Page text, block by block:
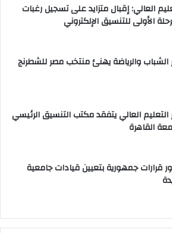
العالي: إقبال متزايد على تسجيل رغبات
الأولى للتنسيق الإلكتروني
الشباب والرياضة يهنئ منتخب مصر للشطرنج
التعليم العالي يتفقد مكتب التنسيق الرئيسي
القاهرة
قرارات جمهورية بتعيين قيادات جامعية